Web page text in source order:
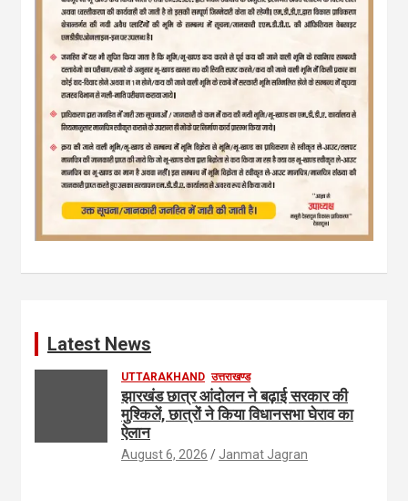
Latest News
UTTARAKHAND उत्तराखण्ड
झारखंड छात्र आंदोलन ने बढ़ाई सरकार की
मुश्किलें, छात्रों ने किया विधानसभा घेराव का
ऐलान
August 6, 2026 Janmat Jagran